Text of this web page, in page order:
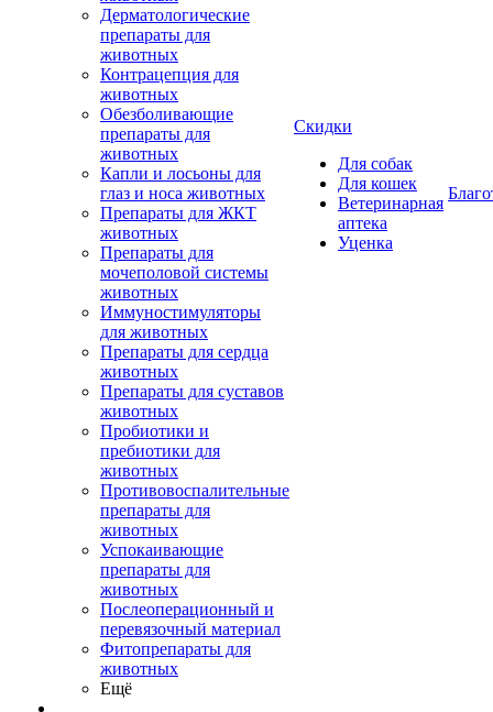
Дерматологические
препараты для
животных
Контрацепция для
животных
Обезболивающие
препараты для
животных
Капли и лосьоны для
глаз и носа животных
Препараты для ЖКТ
животных
Препараты для
мочеполовой системы
животных
Иммуностимуляторы
для животных
Препараты для сердца
животных
Препараты для суставов
животных
Пробиотики и
пребиотики для
животных
Противовоспалительные
препараты для
животных
Успокаивающие
препараты для
животных
Послеоперационный и
перевязочный материал
Фитопрепараты для
животных
Ещё
Скидки
Для собак
Для кошек
Ветеринарная
аптека
Уценка